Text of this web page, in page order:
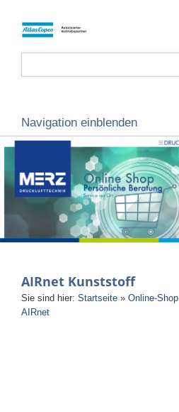
Navigation einblenden
AIRnet Kunststoff
Sie sind hier: Startseite » Online-Shop
AIRnet